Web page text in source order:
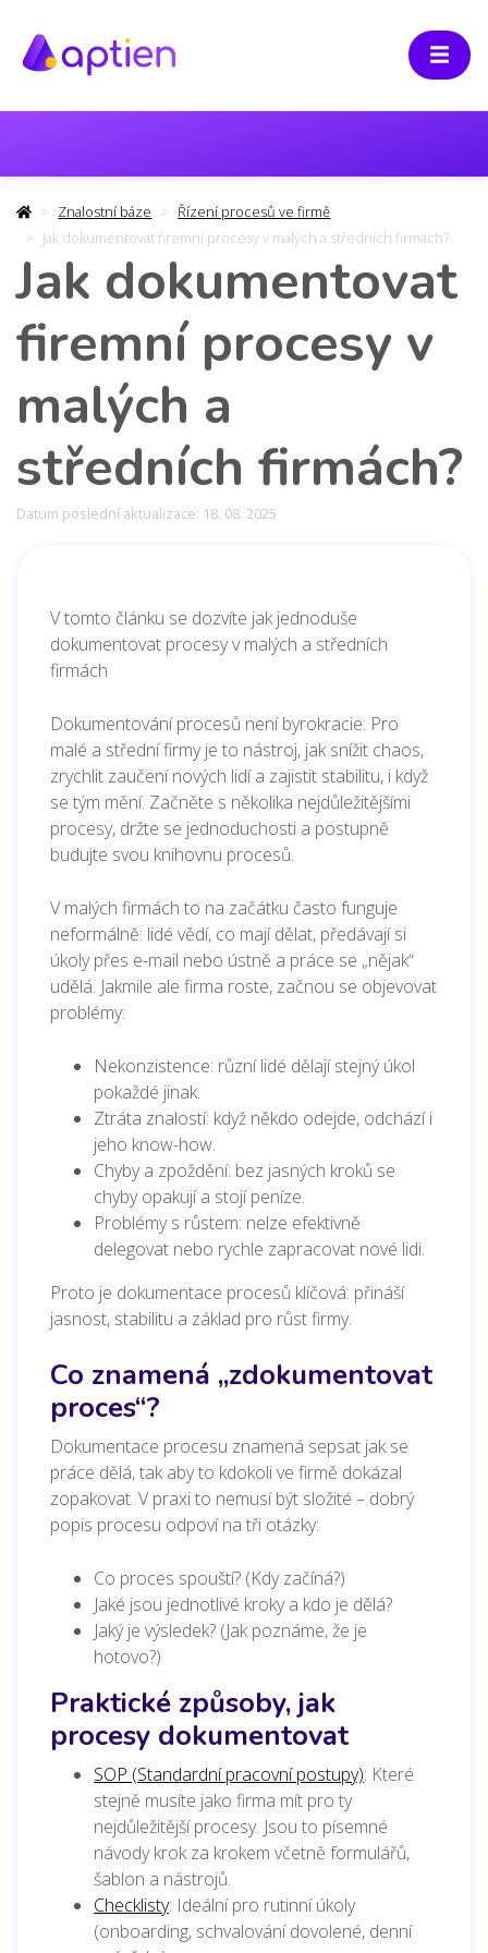
Znalostní báze
Řízení procesů ve firmě
Jak dokumentovat firemní procesy v malých a středních firmách?
Jak dokumentovat
firemní procesy v
malých a
středních firmách?
Datum poslední aktualizace: 18. 08. 2025
V tomto článku se dozvíte jak jednoduše
dokumentovat procesy v malých a středních
firmách
Dokumentování procesů není byrokracie. Pro
malé a střední firmy je to nástroj, jak snížit chaos,
zrychlit zaučení nových lidí a zajistit stabilitu, i když
se tým mění. Začněte s několika nejdůležitějšími
procesy, držte se jednoduchosti a postupně
budujte svou knihovnu procesů.
V malých firmách to na začátku často funguje
neformálně: lidé vědí, co mají dělat, předávají si
úkoly přes e-mail nebo ústně a práce se „nějak“
udělá. Jakmile ale firma roste, začnou se objevovat
problémy:
Nekonzistence: různí lidé dělají stejný úkol
pokaždé jinak.
Ztráta znalostí: když někdo odejde, odchází i
jeho know-how.
Chyby a zpoždění: bez jasných kroků se
chyby opakují a stojí peníze.
Problémy s růstem: nelze efektivně
delegovat nebo rychle zapracovat nové lidi.
Proto je dokumentace procesů klíčová: přináší
jasnost, stabilitu a základ pro růst firmy.
Co znamená „zdokumentovat
proces“?
Dokumentace procesu znamená sepsat jak se
práce dělá, tak aby to kdokoli ve firmě dokázal
zopakovat. V praxi to nemusí být složité – dobrý
popis procesu odpoví na tři otázky:
Co proces spouští? (Kdy začíná?)
Jaké jsou jednotlivé kroky a kdo je dělá?
Jaký je výsledek? (Jak poznáme, že je
hotovo?)
Praktické způsoby, jak
procesy dokumentovat
SOP (Standardní pracovní postupy): Které
stejně musíte jako firma mít pro ty
nejdůležitější procesy. Jsou to písemné
návody krok za krokem včetně formulářů,
šablon a nástrojů.
Checklisty: Ideální pro rutinní úkoly
(onboarding, schvalování dovolené, denní